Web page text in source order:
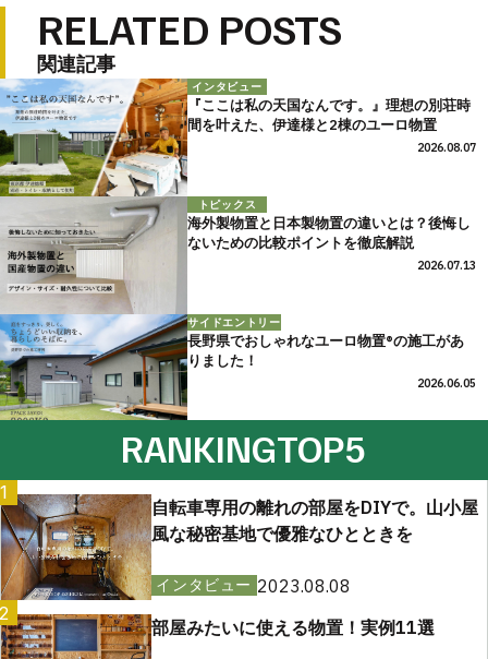
RELATED POSTS
関連記事
インタビュー
『ここは私の天国なんです。』理想の別荘時
間を叶えた、伊達様と2棟のユーロ物置
2026.08.07
トピックス
海外製物置と日本製物置の違いとは？後悔し
ないための比較ポイントを徹底解説
2026.07.13
サイドエントリー
長野県でおしゃれなユーロ物置®の施工があ
りました！
2026.06.05
RANKINGTOP5
1
自転車専用の離れの部屋をDIYで。山小屋
風な秘密基地で優雅なひとときを
インタビュー 2023.08.08
2
部屋みたいに使える物置！実例11選